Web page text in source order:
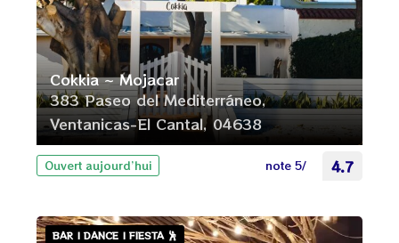
Cokkia ~ Mojacar
383 Paseo del Mediterráneo,
Ventanicas-El Cantal, 04638
Ouvert aujourd’hui note 5/ 4.7
BAR | DANCE | FIESTA 🕺